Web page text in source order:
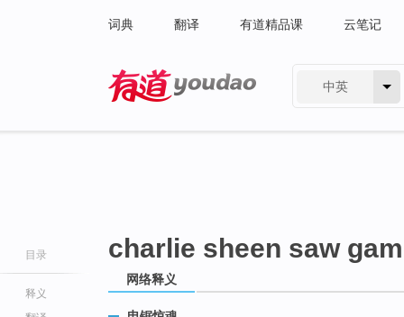
词典 翻译 有道精品课 云笔记
中英
目录
释义
charlie sheen saw
网络释义